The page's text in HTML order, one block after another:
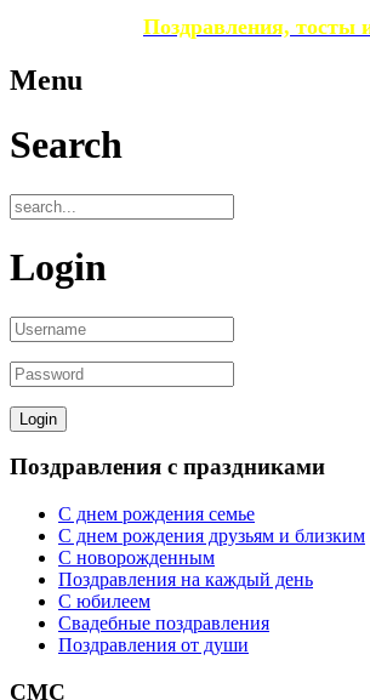
Поздравления, тосты
Menu
Search
Login
Поздравления с праздниками
С днем рождения семье
С днем рождения друзьям и близким
C новорожденным
Поздравления на каждый день
С юбилеем
Свадебные поздравления
Поздравления от души
СМС